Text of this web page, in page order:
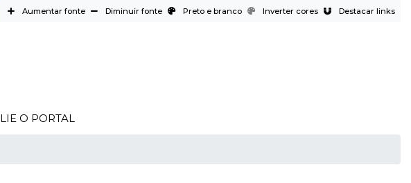
Aumentar fonte Diminuir fonte Preto e branco Inverter cores Destacar links
O PORTAL